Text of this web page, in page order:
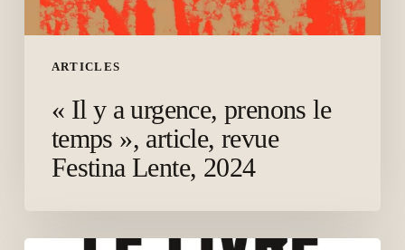
ARTICLES
revue
Festina
Lente,
« Il y a urgence, prenons le
temps », article, revue
Festina Lente, 2024